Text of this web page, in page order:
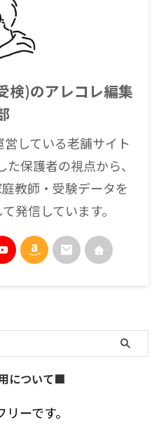
検)のアレコレ編集
している老舗サイト
保護者の視点から、
教師・受験データを
発信しています。
について■
ーです。